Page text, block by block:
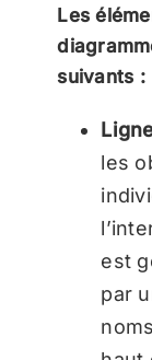
Les
suivants :
les
est
par